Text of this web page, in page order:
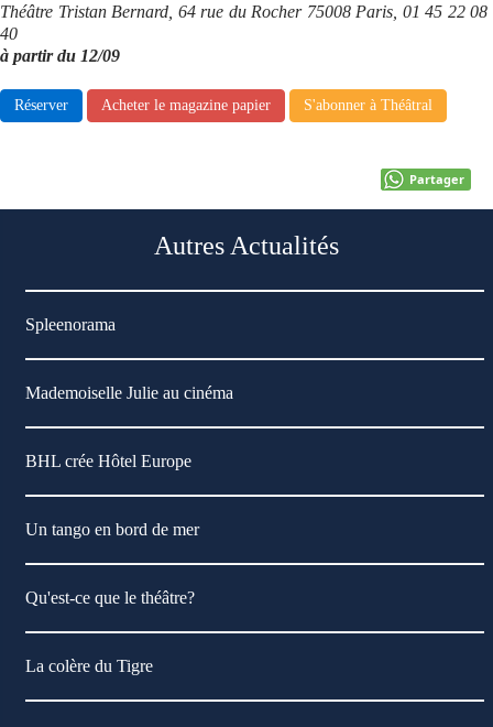
Théâtre Tristan Bernard, 64 rue du Rocher 75008 Paris, 01 45 22 08
40
à partir du 12/09
Réserver Acheter le magazine papier S'abonner à Théâtral
Partager
Autres Actualités
Spleenorama
Mademoiselle Julie au cinéma
BHL crée Hôtel Europe
Un tango en bord de mer
Qu'est-ce que le théâtre?
La colère du Tigre